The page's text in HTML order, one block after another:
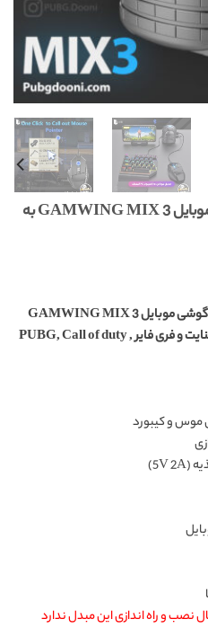
مبدل اتصال موس و کیبورد به موبایل GAMWING MIX 3 به
مبدل بیسیم اتصال موس و کیبورد به گوشی موبایل GAMWING MIX 3
مناسب برای کالاف دیوتی، پابجی، فورتنایت و فری فایر PUBG, Call of duty ,
و راه اندازی این مبدل ندارد